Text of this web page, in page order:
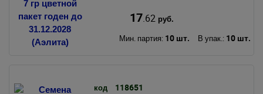
17.62руб.
Мин. партия: 10 шт. В упак.: 10 шт.
код 118651